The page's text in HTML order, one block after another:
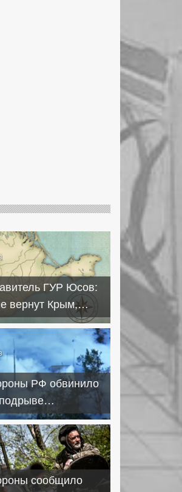
ГУР Юсов:
вернут Крым,
"будет тепло"
РФ обвинило
под
сообщило